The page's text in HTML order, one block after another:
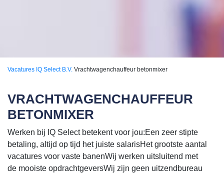
Vacatures IQ Select B.V. Vrachtwagenchauffeur betonmixer
VRACHTWAGENCHAUFFEUR
BETONMIXER
Werken bij IQ Select betekent voor jou:Een zeer stipte
betaling, altijd op tijd het juiste salarisHet grootste aantal
vacatures voor vaste banenWij werken uitsluitend met
de mooiste opdrachtgeversWij zijn geen uitzendbureau